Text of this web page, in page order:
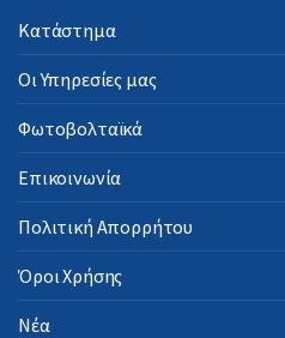
Κατάστημα
Οι Υπηρεσίες μας
Φωτοβολταϊκά
Επικοινωνία
Πολιτική Απορρήτου
Όροι Χρήσης
Νέα